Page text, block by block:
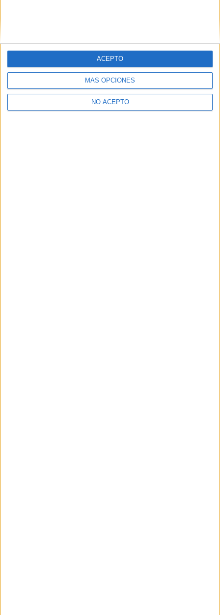
MÁS OPCIONES
NO ACEPTO
ACEPTO